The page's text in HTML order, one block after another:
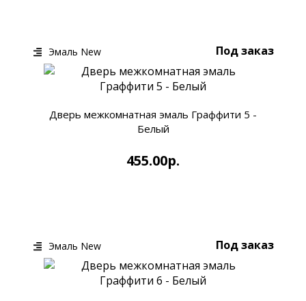
Под заказ
Дверь межкомнатная эмаль Граффити 5 -
Белый
455.00р.
Эмаль New
Под заказ
Эмаль New